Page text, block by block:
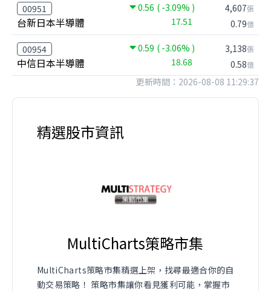
00951 0.56 ( -3.09% )
台新日本半導體 17.51
4,607張
0.79億
00954 0.59 ( -3.06% )
中信日本半導體 18.68
3,138張
0.58億
更新時間：2026-08-08 11:29:37
精選股市資訊
MultiCharts策略市集
MultiCharts策略市集精選上架，找尋最適合你的自
動交易策略！ 策略市集讓你看見獲利可能，掌握市